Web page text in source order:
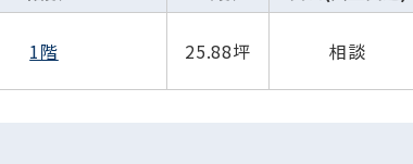
1階 25.88坪 相談